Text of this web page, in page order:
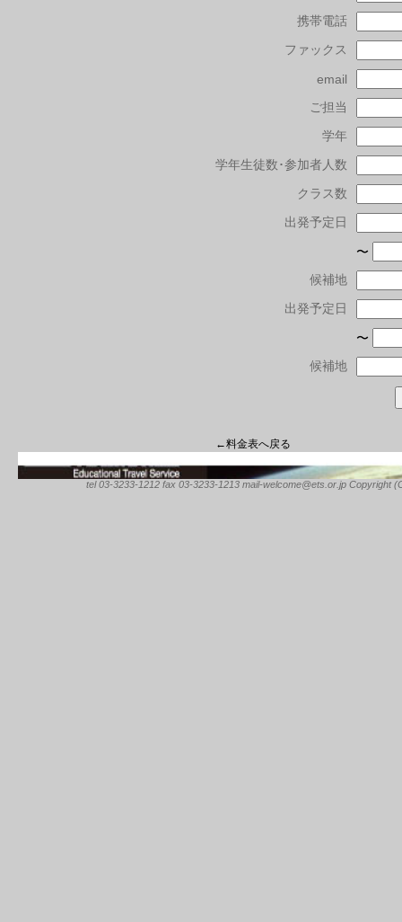
携帯電話
ファックス
email
ご担当
学年
学年生徒数･参加者人数
クラス数
出発予定日
〜
候補地
出発予定日
〜
候補地
←料金表へ戻る
tel 03-3233-1212 fax 03-3233-1213 mail-welcome@ets.or.jp Copyright